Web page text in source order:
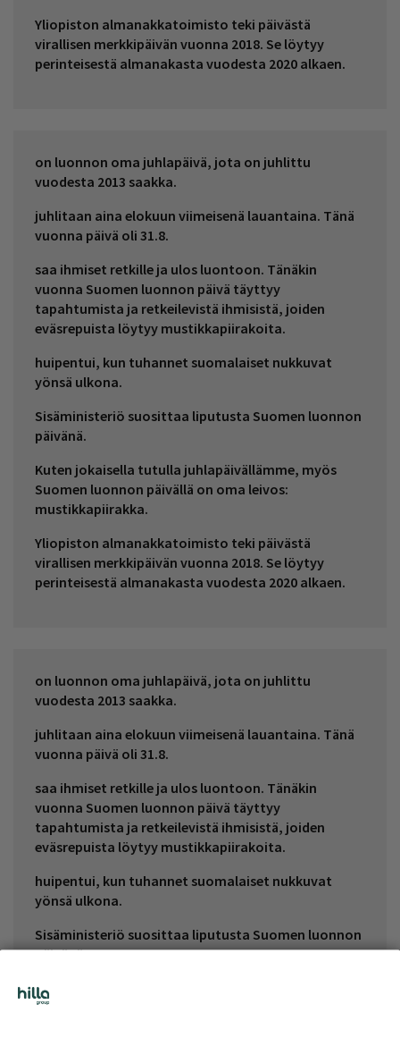
Yliopiston almanakkatoimisto teki päivästä
virallisen merkkipäivän vuonna 2018. Se löytyy
perinteisestä almanakasta vuodesta 2020 alkaen.
on luonnon oma juhlapäivä, jota on juhlittu
vuodesta 2013 saakka.
juhlitaan aina elokuun viimeisenä lauantaina. Tänä
vuonna päivä oli 31.8.
saa ihmiset retkille ja ulos luontoon. Tänäkin
vuonna Suomen luonnon päivä täyttyy
tapahtumista ja retkeilevistä ihmisistä, joiden
eväsrepuista löytyy mustikkapiirakoita.
huipentui, kun tuhannet suomalaiset nukkuvat
yönsä ulkona.
Sisäministeriö suosittaa liputusta Suomen luonnon
päivänä.
Kuten jokaisella tutulla juhlapäivällämme, myös
Suomen luonnon päivällä on oma leivos:
mustikkapiirakka.
Yliopiston almanakkatoimisto teki päivästä
virallisen merkkipäivän vuonna 2018. Se löytyy
perinteisestä almanakasta vuodesta 2020 alkaen.
on luonnon oma juhlapäivä, jota on juhlittu
vuodesta 2013 saakka.
juhlitaan aina elokuun viimeisenä lauantaina. Tänä
vuonna päivä oli 31.8.
saa ihmiset retkille ja ulos luontoon. Tänäkin
vuonna Suomen luonnon päivä täyttyy
tapahtumista ja retkeilevistä ihmisistä, joiden
eväsrepuista löytyy mustikkapiirakoita.
huipentui, kun tuhannet suomalaiset nukkuvat
yönsä ulkona.
Sisäministeriö suosittaa liputusta Suomen luonnon
päivänä.
Kuten jokaisella tutulla juhlapäivällämme, myös
Suomen luonnon päivällä on oma leivos: